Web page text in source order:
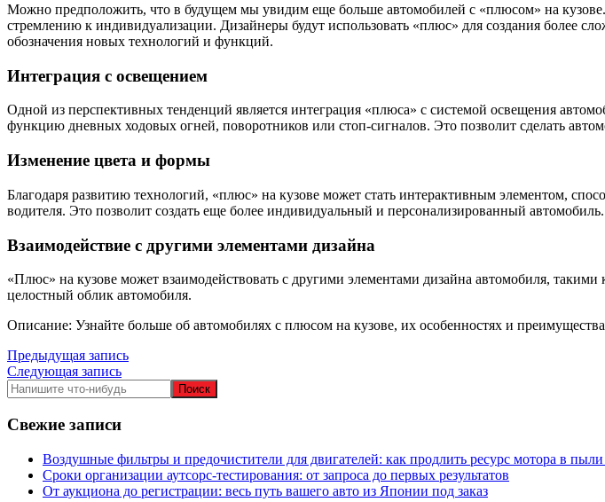
Можно предположить, что в будущем мы увидим еще больше автомобилей с «плюсом» на
стремлению к индивидуализации. Дизайнеры будут использовать «плюс» для создания более
обозначения новых технологий и функций.
Интеграция с освещением
Одной из перспективных тенденций является интеграция «плюса» с системой освещения
функцию дневных ходовых огней, поворотников или стоп-сигналов. Это позволит сделать
Изменение цвета и формы
Благодаря развитию технологий, «плюс» на кузове может стать интерактивным элементом,
водителя. Это позволит создать еще более индивидуальный и персонализированный автомобиль.
Взаимодействие с другими элементами дизайна
«Плюс» на кузове может взаимодействовать с другими элементами дизайна автомобиля,
целостный облик автомобиля.
Описание: Узнайте больше об автомобилях с плюсом на кузове, их особенностях и
Навигация
по
Предыдущая запись
Следующая запись
Свежие записи
Воздушные фильтры и предочистители для двигателей: как продлить ресурс мотора в пыли
Сроки организации аутсорс‑тестирования: от запроса до первых результатов
От аукциона до регистрации: весь путь вашего авто из Японии под заказ